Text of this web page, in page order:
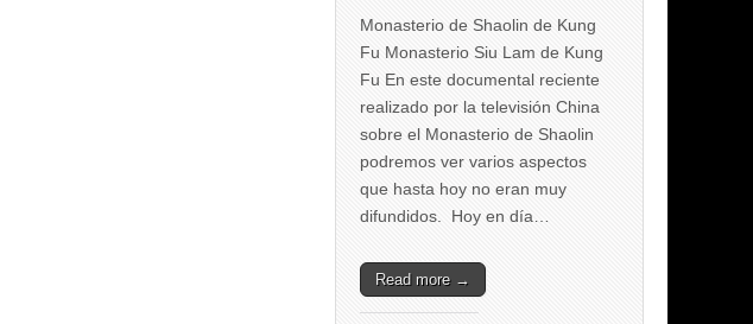
Monasterio de Shaolin de Kung
Fu Monasterio Siu Lam de Kung
Fu En este documental reciente
realizado por la televisión China
sobre el Monasterio de Shaolin
podremos ver varios aspectos
que hasta hoy no eran muy
difundidos. Hoy en día…
Read more →